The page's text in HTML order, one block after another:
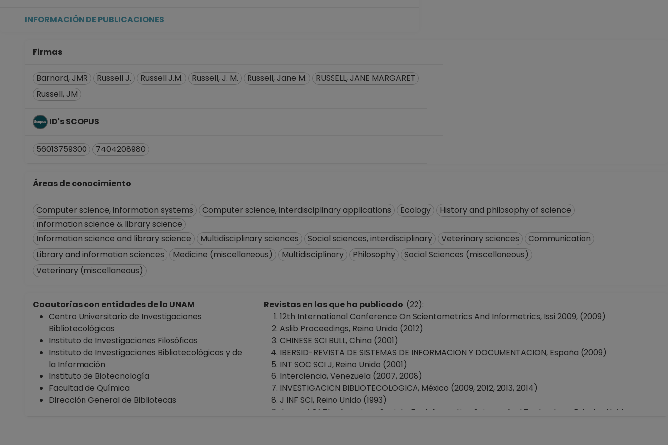
INFORMACIÓN DE PUBLICACIONES
Firmas
Barnard, JMR Russell J. Russell J.M. Russell, J. M. Russell, Jane M.
RUSSELL, JANE MARGARET
Russell, JM
ID's SCOPUS
56013759300 7404208980
Áreas de conocimiento
Computer science, information systems Computer science, interdisciplinary applications Ecology
History and philosophy of science
Information science & library science
Information science and library science
Multidisciplinary sciences Social sciences, interdisciplinary Veterinary sciences
Communication
Library and information sciences
Medicine (miscellaneous) Multidisciplinary Philosophy
Social Sciences (miscellaneous)
Veterinary (miscellaneous)
Coautorías con entidades de la UNAM
Centro Universitario de Investigaciones
Bibliotecológicas
Instituto de Investigaciones Filosóficas
Instituto de Investigaciones Bibliotecológicas y de
la Información
Instituto de Biotecnología
Facultad de Química
Dirección General de Bibliotecas
Revistas en las que ha publicado (22):
12th International Conference On Scientometrics And Informetrics, Issi 2009, (2009)
Aslib Proceedings, Reino Unido (2012)
CHINESE SCI BULL, China (2001)
IBERSID-REVISTA DE SISTEMAS DE INFORMACION Y DOCUMENTACION, España (2009)
INT SOC SCI J, Reino Unido (2001)
Interciencia, Venezuela (2007, 2008)
INVESTIGACION BIBLIOTECOLOGICA, México (2009, 2012, 2013, 2014)
J INF SCI, Reino Unido (1993)
Journal Of The American Society For Information Science And Technology, Estados Unidos